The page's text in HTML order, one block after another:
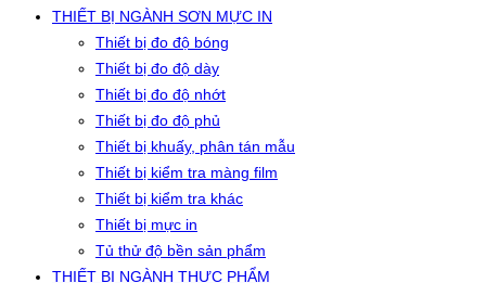
THIẾT BỊ NGÀNH SƠN MỰC IN
Thiết bị đo độ bóng
Thiết bị đo độ dày
Thiết bị đo độ nhớt
Thiết bị đo độ phủ
Thiết bị khuấy, phân tán mẫu
Thiết bị kiểm tra màng film
Thiết bị kiểm tra khác
Thiết bị mực in
Tủ thử độ bền sản phẩm
THIẾT BỊ NGÀNH THỰC PHẨM